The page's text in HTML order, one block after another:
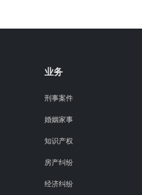
业务
刑事案件
婚姻家事
知识产权
房产纠纷
经济纠纷